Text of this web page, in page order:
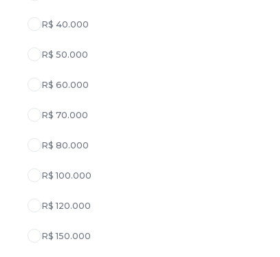
R$ 40.000
R$ 50.000
R$ 60.000
R$ 70.000
R$ 80.000
R$ 100.000
R$ 120.000
R$ 150.000